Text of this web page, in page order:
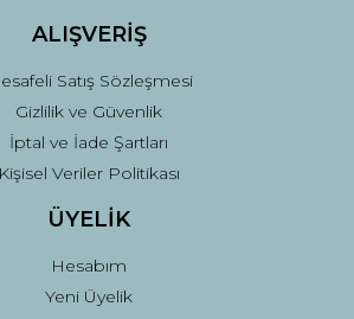
ALIŞVERİŞ
Satış Sözleşmesi
Gizlilik ve Güvenlik
İptal ve İade Şartları
Kişisel Veriler Politikası
ÜYELİK
Hesabım
Yeni Üyelik